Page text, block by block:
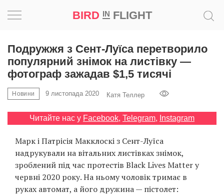
BIRD INFLIGHT
Подружжя з Сент-Луїса перетворило
популярний знімок на листівку —
фотограф зажадав $1,5 тисячі
Новини 9 листопада 2020 Катя Теллер
Читайте нас у Facebook, Telegram, Instagram
Марк і Патрісія Макклоскі з Сент-Луїса
надрукували на вітальних листівках знімок,
зроблений під час протестів Black Lives Matter у
червні 2020 року. На ньому чоловік тримає в
руках автомат, а його дружина — пістолет: